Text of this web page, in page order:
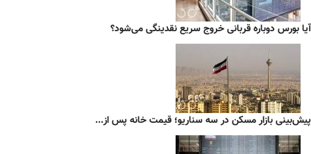
آیا بورس دوباره قربانی خروج سریع نقدینگی می‌شود؟
پیش‌بینی بازار مسکن در سه سناریو؛ قیمت خانه پس از...